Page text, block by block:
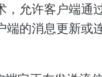
，允许客户端通
的消息更新或